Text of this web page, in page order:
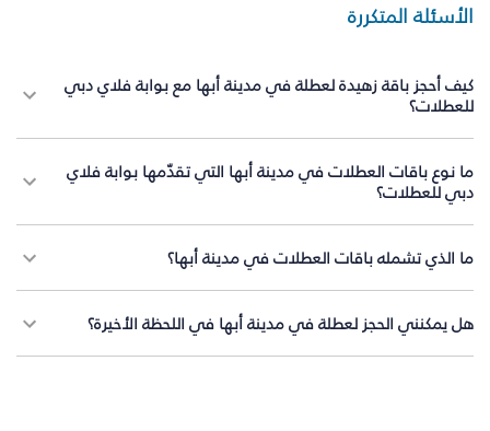
الأسئلة المتكررة
كيف أحجز باقة زهيدة لعطلة في مدينة أبها مع بوابة فلاي دبي
للعطلات؟
ما نوع باقات العطلات في مدينة أبها التي تقدّمها بوابة فلاي
دبي للعطلات؟
ما الذي تشمله باقات العطلات في مدينة أبها؟
هل يمكنني الحجز لعطلة في مدينة أبها في اللحظة الأخيرة؟